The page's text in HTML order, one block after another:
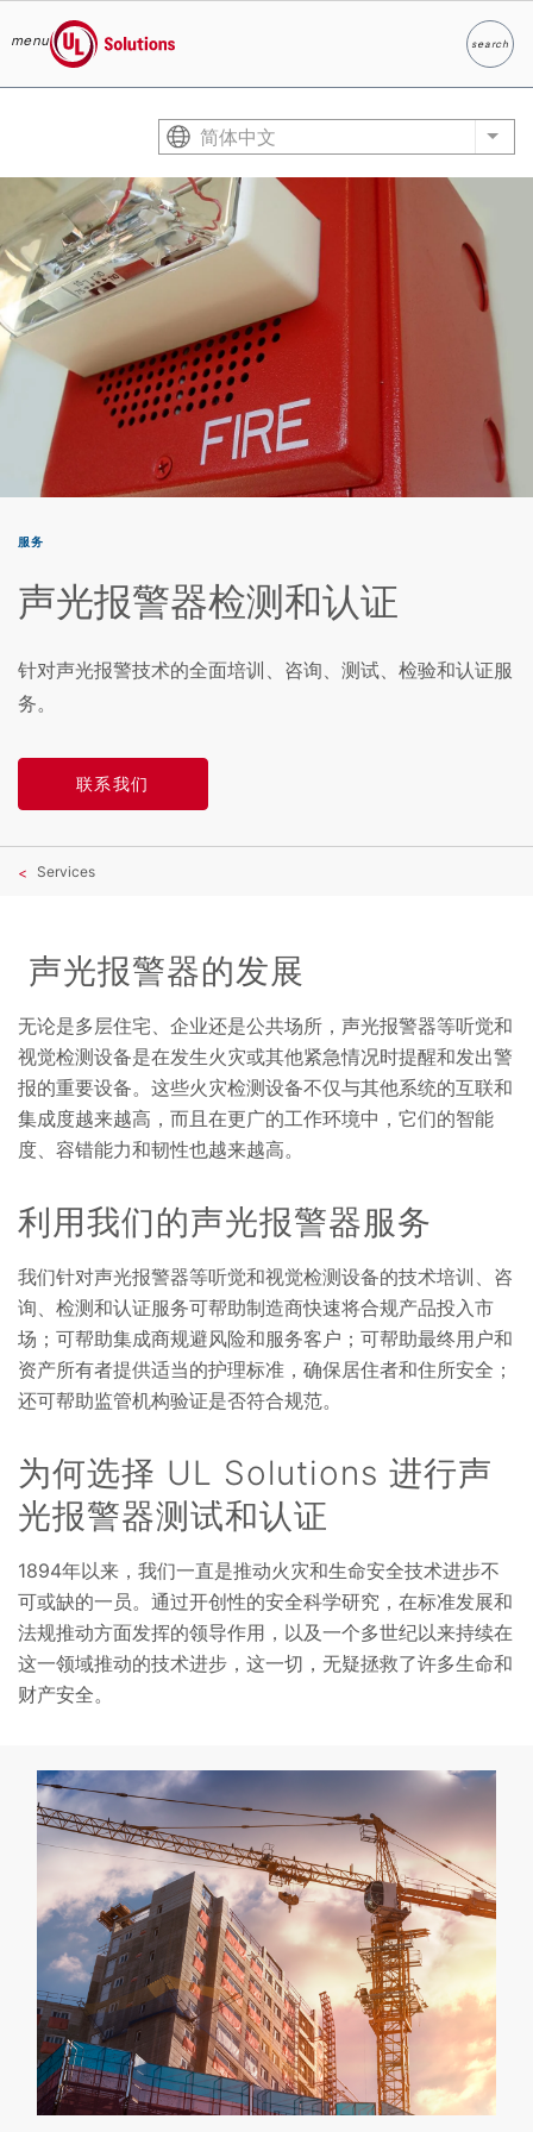
menu
UL Solutions
searchSearch
简体中文 List
服务
声光报警器检测和认证
针对声光报警技术的全面培训、咨询、测试、检验和认证服
务。
联系我们
Services
声光报警器的发展
无论是多层住宅、企业还是公共场所，声光报警器等听觉和
视觉检测设备是在发生火灾或其他紧急情况时提醒和发出警
报的重要设备。这些火灾检测设备不仅与其他系统的互联和
集成度越来越高，而且在更广的工作环境中，它们的智能
度、容错能力和韧性也越来越高。
利用我们的声光报警器服务
我们针对声光报警器等听觉和视觉检测设备的技术培训、咨
询、检测和认证服务可帮助制造商快速将合规产品投入市
场；可帮助集成商规避风险和服务客户；可帮助最终用户和
资产所有者提供适当的护理标准，确保居住者和住所安全；
还可帮助监管机构验证是否符合规范。
为何选择 UL Solutions 进行声
光报警器测试和认证
1894年以来，我们一直是推动火灾和生命安全技术进步不
可或缺的一员。通过开创性的安全科学研究，在标准发展和
法规推动方面发挥的领导作用，以及一个多世纪以来持续在
这一领域推动的技术进步，这一切，无疑拯救了许多生命和
财产安全。